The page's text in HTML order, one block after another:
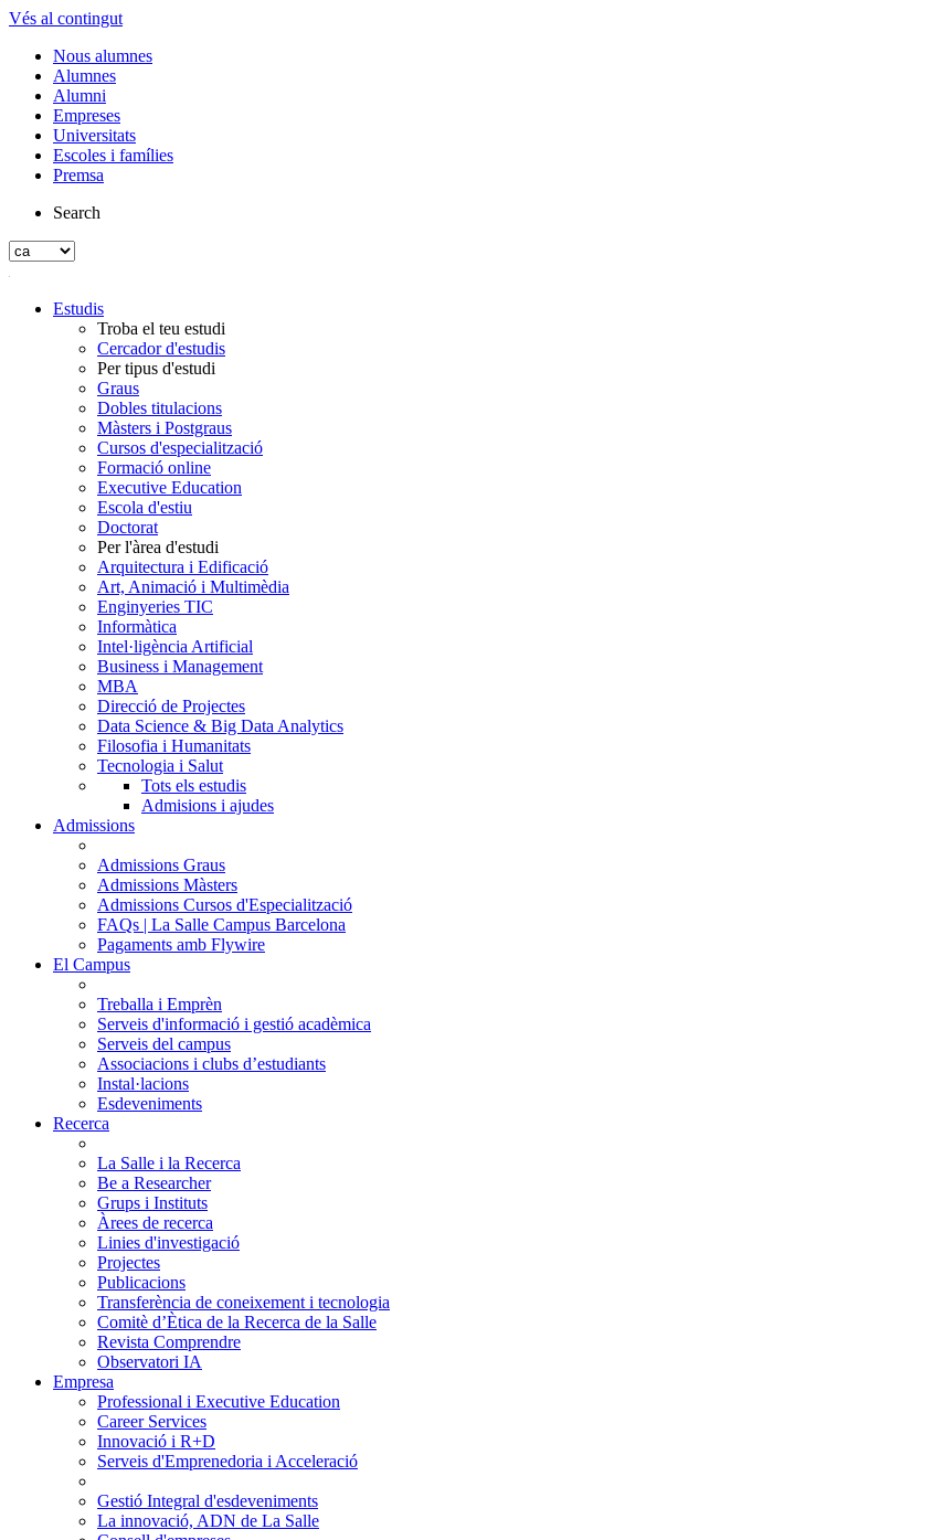
Vés al contingut
Nous alumnes
Alumnes
Alumni
Empreses
Universitats
Escoles i famílies
Premsa
Search
Estudis
Troba el teu estudi
Cercador d'estudis
Per tipus d'estudi
Graus
Dobles titulacions
Màsters i Postgraus
Cursos d'especialització
Formació online
Executive Education
Escola d'estiu
Doctorat
Per l'àrea d'estudi
Arquitectura i Edificació
Art, Animació i Multimèdia
Enginyeries TIC
Informàtica
Intel·ligència Artificial
Business i Management
MBA
Direcció de Projectes
Data Science & Big Data Analytics
Filosofia i Humanitats
Tecnologia i Salut
Tots els estudis
Admisions i ajudes
Admissions
Admissions Graus
Admissions Màsters
Admissions Cursos d'Especialització
FAQs | La Salle Campus Barcelona
Pagaments amb Flywire
El Campus
Treballa i Emprèn
Serveis d'informació i gestió acadèmica
Serveis del campus
Associacions i clubs d’estudiants
Instal·lacions
Esdeveniments
Recerca
La Salle i la Recerca
Be a Researcher
Grups i Instituts
Àrees de recerca
Linies d'investigació
Projectes
Publicacions
Transferència de coneixement i tecnologia
Comitè d’Ètica de la Recerca de la Salle
Revista Comprendre
Observatori IA
Empresa
Professional i Executive Education
Career Services
Innovació i R+D
Serveis d'Emprenedoria i Acceleració
Gestió Integral d'esdeveniments
La innovació, ADN de La Salle